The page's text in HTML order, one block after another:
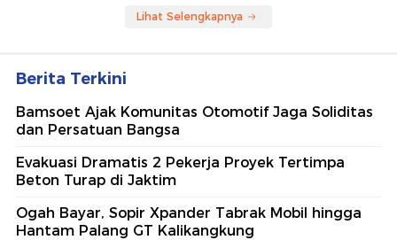
Lihat Selengkapnya
Berita Terkini
Bamsoet Ajak Komunitas Otomotif Jaga Soliditas
dan Persatuan Bangsa
Evakuasi Dramatis 2 Pekerja Proyek Tertimpa
Beton Turap di Jaktim
Ogah Bayar, Sopir Xpander Tabrak Mobil hingga
Hantam Palang GT Kalikangkung